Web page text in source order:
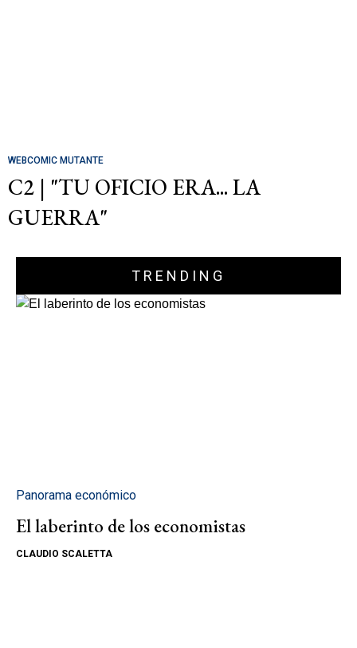
WEBCOMIC MUTANTE
C2 | "TU OFICIO ERA... LA
GUERRA"
TRENDING
Panorama económico
El laberinto de los economistas
CLAUDIO SCALETTA